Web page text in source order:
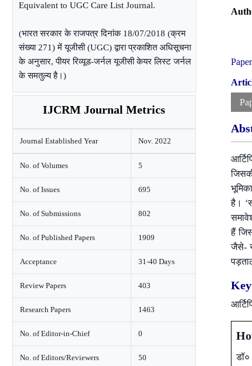
Equivalent to UGC Care List Journal.
(भारत सरकार के राजपत्र दिनांक 18/07/2018 (क्रम
संख्या 271) में यूजीसी (UGC) द्वारा प्रकाशित अधिसूचना
के अनुसार, पीयर रिव्यूड-जर्नल यूजीसी केयर लिस्ट जर्नल
के समतुल्य है।)
IJCRM Journal Metrics
Journal Established Year Nov. 2022
No. of Volumes 5
No. of Issues 695
No. of Submissions 802
No. of Published Papers 1909
Acceptance 31-40 Days
Review Papers 403
Research Papers 1463
No. of Editor-in-Chief 0
No. of Editors/Reviewers 50
है।
हैं
जैसे-